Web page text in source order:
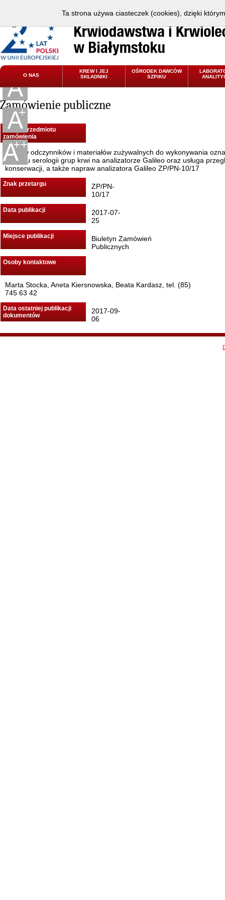
O NAS
KREW I JEJ
SKŁADNIKI
OŚRODEK DAWCÓW
SZPIKU
Zamówienie publiczne
Nazwa przedmiotu
zamówienia
Dostaw odczynników i materiałów zużywalnych do wykonywania
zakresu serologii grup krwi na analizatorze Galileo oraz usługa
konserwacji, a także napraw analizatora Galileo ZP/PN-10/17
Znak przetargu
ZP/PN-
10/17
Data publikacji
2017-07-
25
Miejsce publikacji
Biuletyn Zamówień
Publicznych
Osoby kontaktowe
Marta Stocka, Aneta Kiersnowska, Beata Kardasz, tel. (85)
745 63 42
Data ostatniej publikacji
dokumentów
2017-09-
06
Ta strona używa ciasteczek (cookies), dzięki